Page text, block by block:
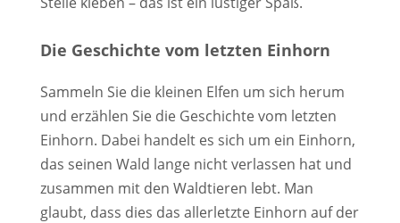
Die Geschichte vom letzten Einhorn
Sammeln Sie die kleinen Elfen um sich herum
und erzählen Sie die Geschichte vom letzten
Einhorn. Dabei handelt es sich um ein Einhorn,
das seinen Wald lange nicht verlassen hat und
zusammen mit den Waldtieren lebt. Man
glaubt, dass dies das allerletzte Einhorn auf der